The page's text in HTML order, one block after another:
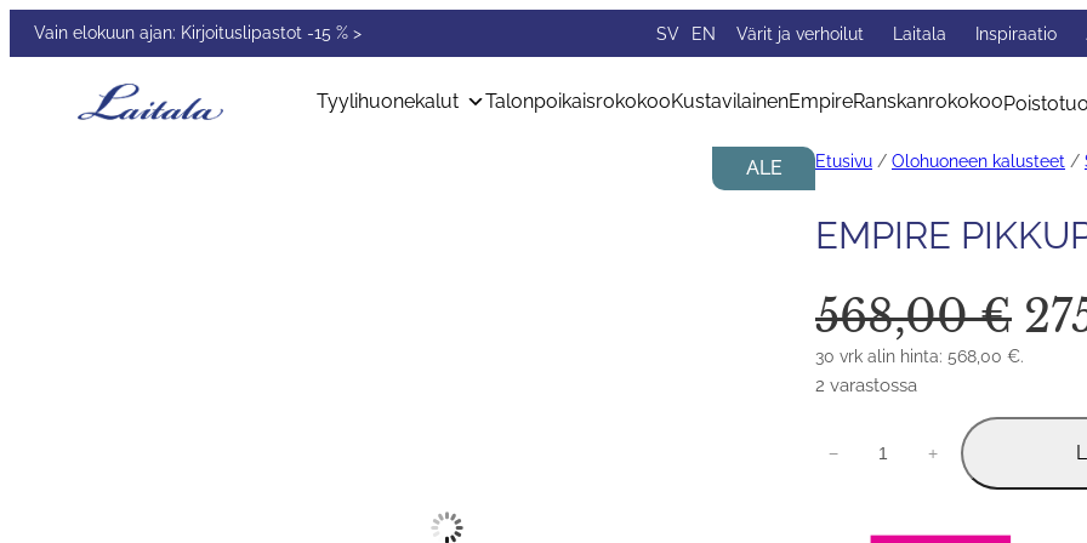
SiirryVain elokuun ajan: Kirjoituslipastot -15 % > SV EN Värit ja verhoilut Laitala Inspiraatio
Tyylihuonekalut TalonpoikaisrokokooKustavilainenEmpireRanskanrokokoo
ALE
Etusivu / Olohuoneen kalusteet /
EMPIRE
568,00€
30 vrk alin hinta: 568,00 €.
2 varastossa
pikkupöytä
− +